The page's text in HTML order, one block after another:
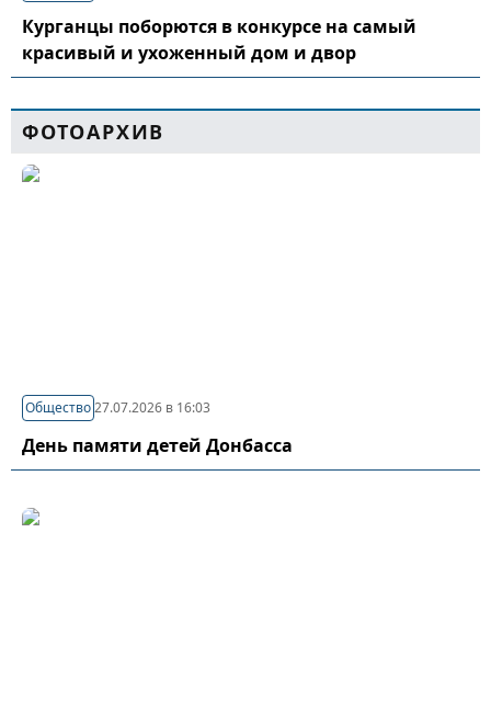
Курганцы поборются в конкурсе на самый
красивый и ухоженный дом и двор
ФОТОАРХИВ
Общество27.07.2026 в 16:03
День памяти детей Донбасса